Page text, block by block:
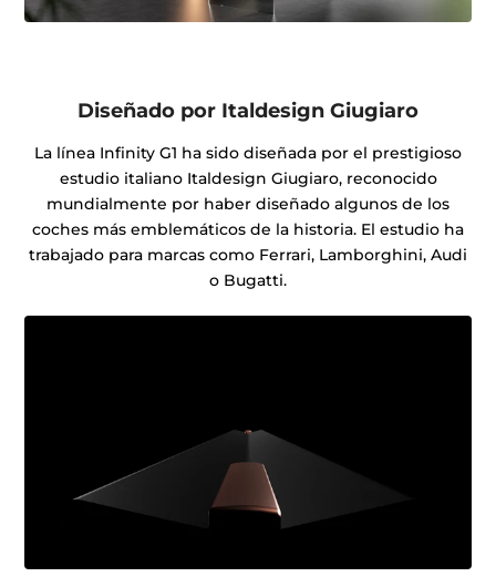
Diseñado por Italdesign Giugiaro
La línea Infinity G1 ha sido diseñada por el prestigioso
estudio italiano Italdesign Giugiaro, reconocido
mundialmente por haber diseñado algunos de los
coches más emblemáticos de la historia. El estudio ha
trabajado para marcas como Ferrari, Lamborghini, Audi
o Bugatti.